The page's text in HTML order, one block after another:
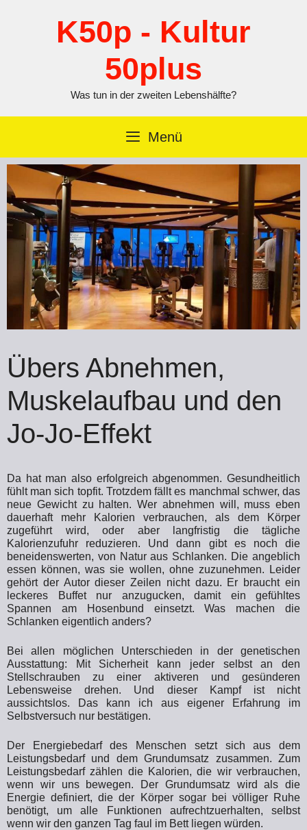
K50p - Kultur
50plus
Was tun in der zweiten Lebenshälfte?
Menü
Übers Abnehmen,
Muskelaufbau und den
Jo-Jo-Effekt
Da hat man also erfolgreich abgenommen. Gesundheitlich
fühlt man sich topfit. Trotzdem fällt es manchmal schwer, das
neue Gewicht zu halten. Wer abnehmen will, muss eben
dauerhaft mehr Kalorien verbrauchen, als dem Körper
zugeführt wird, oder aber langfristig die tägliche
Kalorienzufuhr reduzieren. Und dann gibt es noch die
beneidenswerten, von Natur aus Schlanken. Die angeblich
essen können, was sie wollen, ohne zuzunehmen. Leider
gehört der Autor dieser Zeilen nicht dazu. Er braucht ein
leckeres Buffet nur anzugucken, damit ein gefühltes
Spannen am Hosenbund einsetzt. Was machen die
Schlanken eigentlich anders?
Bei allen möglichen Unterschieden in der genetischen
Ausstattung: Mit Sicherheit kann jeder selbst an den
Stellschrauben zu einer aktiveren und gesünderen
Lebensweise drehen. Und dieser Kampf ist nicht
aussichtslos. Das kann ich aus eigener Erfahrung im
Selbstversuch nur bestätigen.
Der Energiebedarf des Menschen setzt sich aus dem
Leistungsbedarf und dem Grundumsatz zusammen. Zum
Leistungsbedarf zählen die Kalorien, die wir verbrauchen,
wenn wir uns bewegen. Der Grundumsatz wird als die
Energie definiert, die der Körper sogar bei völliger Ruhe
benötigt, um alle Funktionen aufrechtzuerhalten, selbst
wenn wir den ganzen Tag faul im Bett liegen würden.